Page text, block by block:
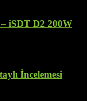
iSDT D2 200W
İncelemesi